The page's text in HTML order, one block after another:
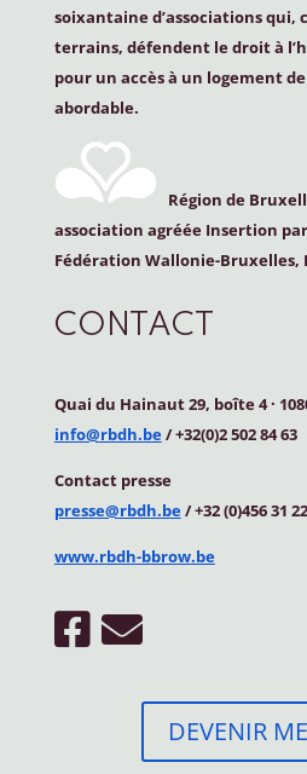
soixantaine d’associations qui,
terrains, défendent le droit à
pour un accès à un logement
abordable.
Région de
association agréée Insertion
Fédération Wallonie-
CONTACT
Quai du Hainaut 29, boîte 4·
info@rbdh.be/ +32(0)2 502 84 63
Contact presse
presse@rbdh.be/ +32 (0)456 31
www.rbdh-bbrow.be
DEVENIR